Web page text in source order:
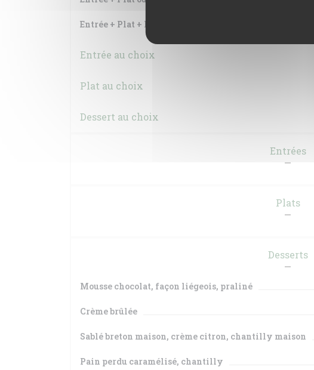
Entrée + Plat + Dessert
Entrée au choix
Plat au choix
Dessert au choix
Entrées
Plats
Desserts
Mousse chocolat, façon liégeois, praliné
Crème brûlée
Sablé breton maison, crème citron, chantilly maison
Pain perdu caramélisé, chantilly